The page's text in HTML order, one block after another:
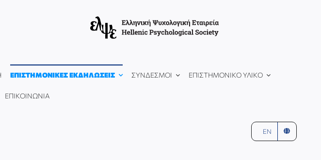
ΕΠΙΣΤΗΜΟΝΙΚΕΣ ΕΚΔΗΛΩΣΕΙΣ ΣΥΝΔΕΣΜΟΙ ΕΠΙΣΤΗΜΟΝΙΚΟ ΥΛΙΚΟ
ΕΠΙΚΟΙΝΩΝΙΑ
EN